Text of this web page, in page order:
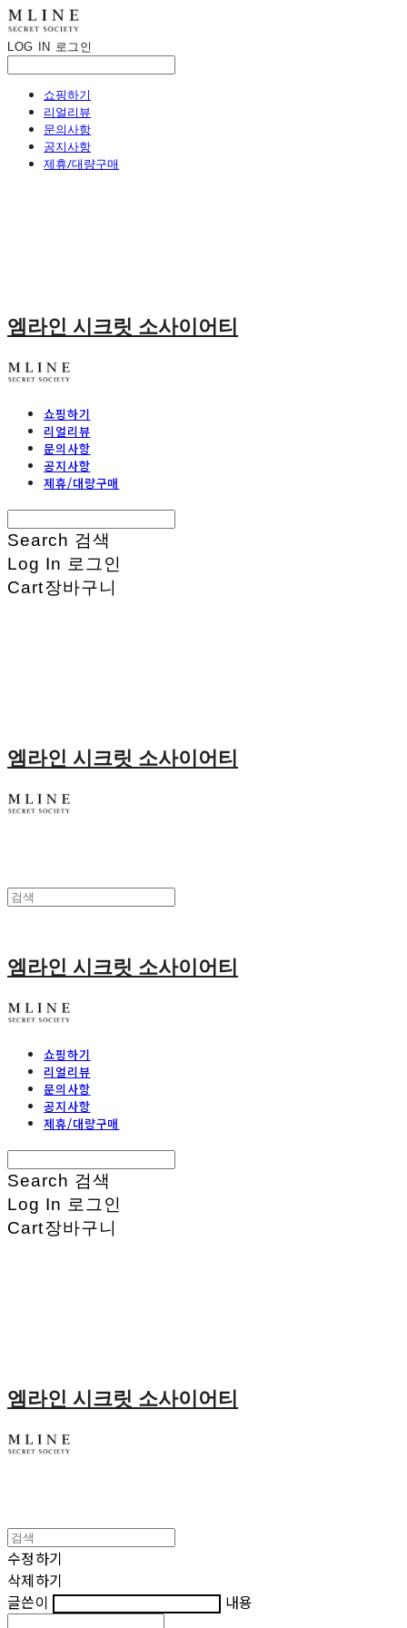
LOG IN 로그인
쇼핑하기
리얼리뷰
문의사항
공지사항
제휴/대량구매
엠라인 시크릿 소사이어티
쇼핑하기
리얼리뷰
문의사항
공지사항
제휴/대량구매
Search 검색
Log In 로그인
Cart장바구니
엠라인 시크릿 소사이어티
엠라인 시크릿 소사이어티
쇼핑하기
리얼리뷰
문의사항
공지사항
제휴/대량구매
Search 검색
Log In 로그인
Cart장바구니
엠라인 시크릿 소사이어티
수정하기
삭제하기
글쓴이
내용